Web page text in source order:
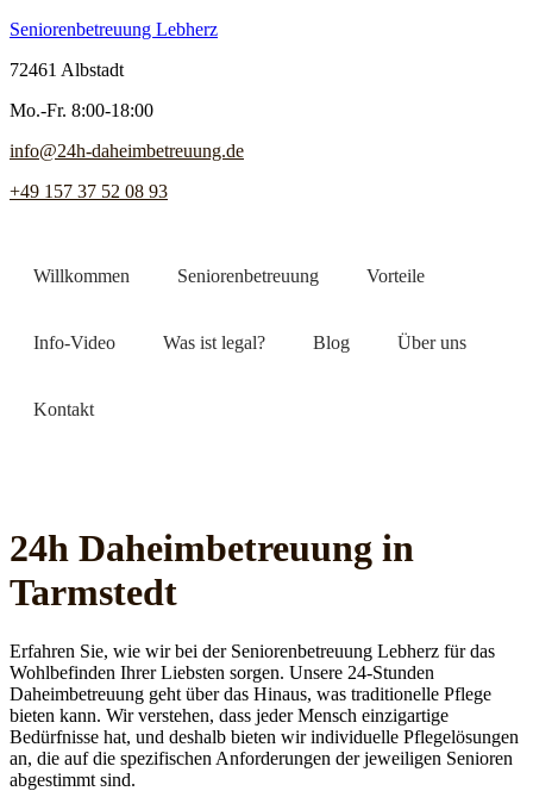
Seniorenbetreuung Lebherz
72461 Albstadt
Mo.-Fr. 8:00-18:00
info@24h-daheimbetreuung.de
+49 157 37 52 08 93
Willkommen Seniorenbetreuung Vorteile
Info-Video Was ist legal? Blog Über uns
Kontakt
24h Daheim­betreuung in
Tarmstedt
Erfahren Sie, wie wir bei der Seniorenbetreuung Lebherz für das
Wohlbefinden Ihrer Liebsten sorgen. Unsere 24-Stunden
Daheimbetreuung geht über das Hinaus, was traditionelle Pflege
bieten kann. Wir verstehen, dass jeder Mensch einzigartige
Bedürfnisse hat, und deshalb bieten wir individuelle Pflegelösungen
an, die auf die spezifischen Anforderungen der jeweiligen Senioren
abgestimmt sind.